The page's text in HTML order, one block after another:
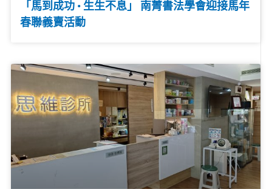
「馬到成功 • 生生不息」 南菁書法學會迎接馬年
春聯義賣活動